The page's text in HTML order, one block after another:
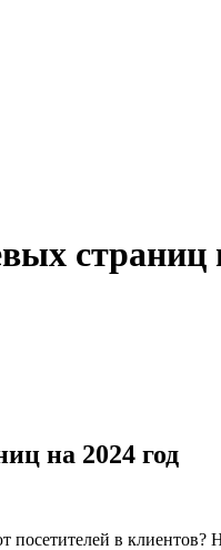
страниц
на 2024 год
посетителей в